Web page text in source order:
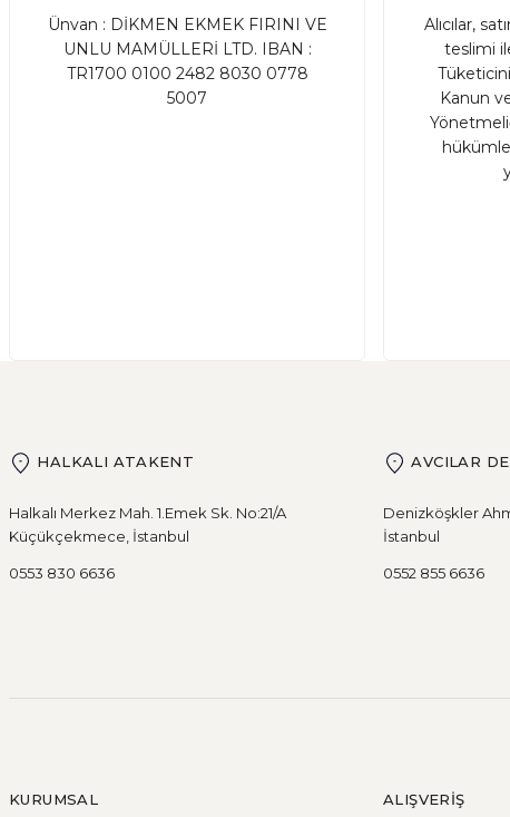
Ünvan : DİKMEN EKMEK FIRINI VE
UNLU MAMÜLLERİ LTD. IBAN :
TR1700 0100 2482 8030 0778
5007
Alıcılar,
teslimi
Kanun
HALKALI ATAKENT
Halkalı Merkez Mah. 1.Emek Sk. No:21/A
Küçükçekmece, İstanbul
0553 830 6636
AVCILAR
Denizköşkler
İstanbul
0552 855 6636
KURUMSAL ALIŞVERİŞ